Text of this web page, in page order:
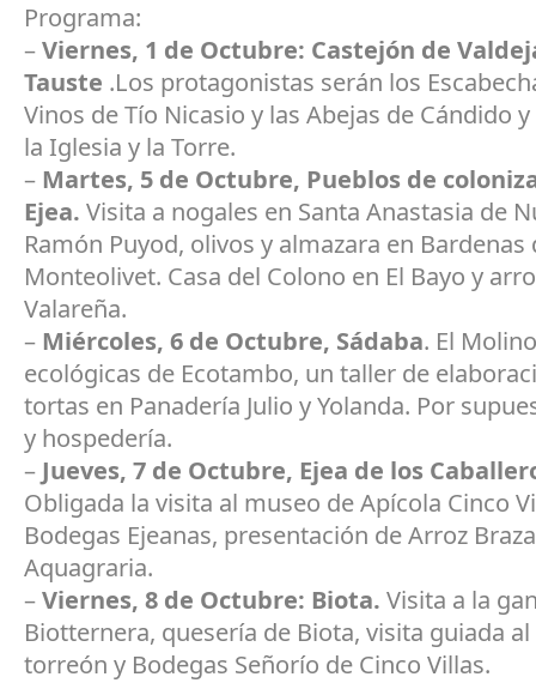
Programa:
–Viernes, 1 de Octubre: Castejón de
Tauste .Los protagonistas serán los
Vinos de Tío Nicasio y las Abejas de Cándido y
la Iglesia y la Torre.
– Martes, 5 de Octubre, Pueblos de
Ejea. Visita a nogales en Santa Anastasia de
Ramón Puyod, olivos y almazara en Bardenas
Monteolivet. Casa del Colono en El Bayo y
Valareña.
– Miércoles, 6 de Octubre, Sádaba. El
ecológicas de Ecotambo, un taller de
tortas en Panadería Julio y Yolanda. Por
y hospedería.
– Jueves, 7 de Octubre, Ejea de los
Obligada la visita al museo de Apícola Cinco
Bodegas Ejeanas, presentación de Arroz
Aquagraria.
–Viernes, 8 de Octubre: Biota. Visita a la
Biotternera, quesería de Biota, visita guiada al
torreón y Bodegas Señorío de Cinco Villas.